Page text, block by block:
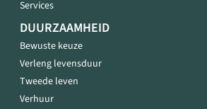
Services
DUURZAAMHEID
Bewuste keuze
Verleng levensduur
Tweede leven
Verhuur